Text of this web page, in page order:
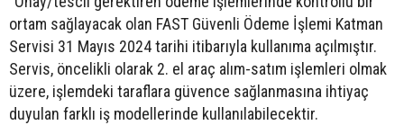
ortam sağlayacak olan FAST Güvenli Ödeme İşlemi Katman
Servisi 31 Mayıs 2024 tarihi itibarıyla kullanıma açılmıştır.
Servis, öncelikli olarak 2. el araç alım-satım işlemleri olmak
üzere, işlemdeki taraflara güvence sağlanmasına ihtiyaç
duyulan farklı iş modellerinde kullanılabilecektir.